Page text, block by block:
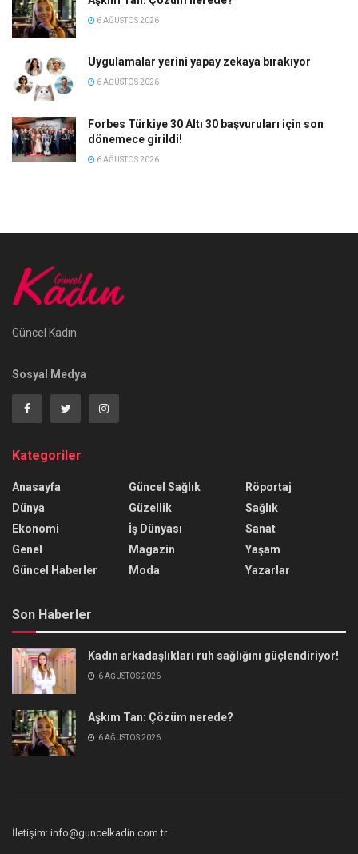
6 AĞUSTOS 2026
Uygulamalar yerini yapay zekaya bırakıyor
6 AĞUSTOS 2026
Forbes Türkiye 30 Altı 30 başvuruları için son
dönemece girildi!
6 AĞUSTOS 2026
Güncel Kadın
Sosyal Medya
Kategoriler
Anasayfa
Dünya
Ekonomi
Genel
Güncel Haberler
Güncel Sağlık
Güzellik
İş Dünyası
Magazin
Moda
Röportaj
Sağlık
Sanat
Yaşam
Yazarlar
Son Haberler
Kadın arkadaşlıkları ruh sağlığını güçlendiriyor!
6 AĞUSTOS 2026
Aşkım Tan: Çözüm nerede?
6 AĞUSTOS 2026
İletişim: info@guncelkadin.com.tr